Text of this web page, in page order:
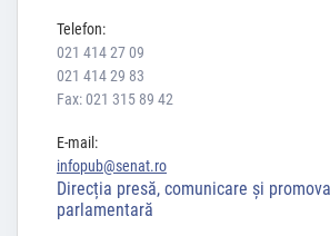
Telefon:
021 414 27 09
021 414 29 83
Fax: 021 315 89 42
E-mail:
infopub@senat.ro
Direcția presă, comunicare și
parlamentară